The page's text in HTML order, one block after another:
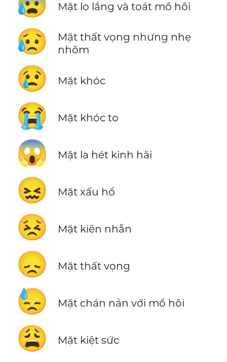
Mặt lo lắng và toát mồ hôi
😥
Mặt thất vọng nhưng nhẹ
nhõm
😢 Mặt khóc
😭 Mặt khóc to
😱 Mặt la hét kinh hãi
😖 Mặt xấu hổ
😣 Mặt kiên nhẫn
😞 Mặt thất vọng
😓 Mặt chán nản với mồ hôi
😩 Mặt kiệt sức